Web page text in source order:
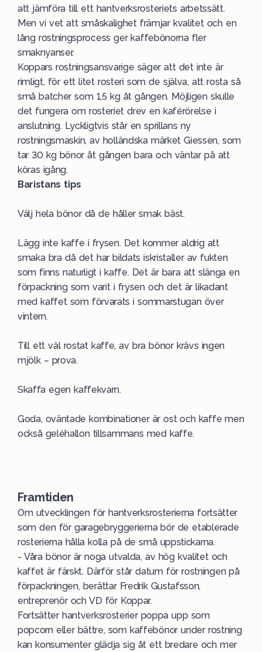
att jämföra till ett hantverksrosteriets arbetssätt.
Men vi vet att småskalighet främjar kvalitet och en
lång rostningsprocess ger kaffebönorna fler
smaknyanser.
Koppars rostningsansvarige säger att det inte är
rimligt, för ett litet rosteri som de själva, att rosta så
små batcher som 1,5 kg åt gången. Möjligen skulle
det fungera om rosteriet drev en kaférörelse i
anslutning. Lyckligtvis står en sprillans ny
rostningsmaskin, av holländska märket Giessen, som
tar 30 kg bönor åt gången bara och väntar på att
köras igång.
Baristans tips
Välj hela bönor då de håller smak bäst.
Lägg inte kaffe i frysen. Det kommer aldrig att
smaka bra då det har bildats iskristaller av fukten
som finns naturligt i kaffe. Det är bara att slänga en
förpackning som varit i frysen och det är likadant
med kaffet som förvarats i sommarstugan över
vintern.
Till ett väl rostat kaffe, av bra bönor krävs ingen
mjölk – prova.
Skaffa egen kaffekvarn.
Goda, oväntade kombinationer är ost och kaffe men
också geléhallon tillsammans med kaffe.
Framtiden
Om utvecklingen för hantverksrosterierna fortsätter
som den för garagebryggerierna bör de etablerade
rosterierna hålla kolla på de små uppstickarna.
- Våra bönor är noga utvalda, av hög kvalitet och
kaffet är färskt. Därför står datum för rostningen på
förpackningen, berättar Fredrik Gustafsson,
entreprenör och VD för Koppar.
Fortsätter hantverksrosterier poppa upp som
popcorn eller bättre, som kaffebönor under rostning
kan konsumenter glädja sig åt ett bredare och mer